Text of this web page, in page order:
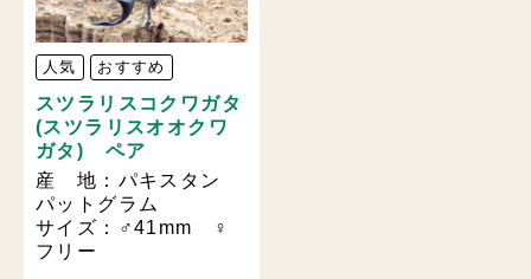
人気 おすすめ
スツラリスコクワガタ
(スツラリスオオクワ
ガタ) ペア
産 地：パキスタン
パットグラム
サイズ：♂41mm ♀
フリー